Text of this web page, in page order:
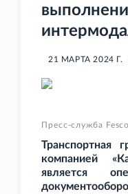
21 МАРТА 2024 Г.
Пресс-служба Fesco
Транспортная
компанией
является